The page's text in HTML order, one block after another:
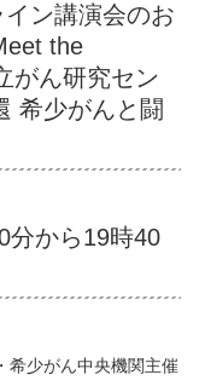
ン講演会のお
the
がん研究セン
希少がんと闘
分から19時40
希少がん中央機関主催